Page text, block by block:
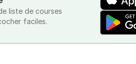
liste de courses
faciles.